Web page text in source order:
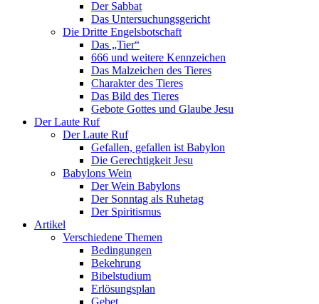
Der Sabbat
Das Untersuchungsgericht
Die Dritte Engelsbotschaft
Das „Tier“
666 und weitere Kennzeichen
Das Malzeichen des Tieres
Charakter des Tieres
Das Bild des Tieres
Gebote Gottes und Glaube Jesu
Der Laute Ruf
Der Laute Ruf
Gefallen, gefallen ist Babylon
Die Gerechtigkeit Jesu
Babylons Wein
Der Wein Babylons
Der Sonntag als Ruhetag
Der Spiritismus
Artikel
Verschiedene Themen
Bedingungen
Bekehrung
Bibelstudium
Erlösungsplan
Gebet